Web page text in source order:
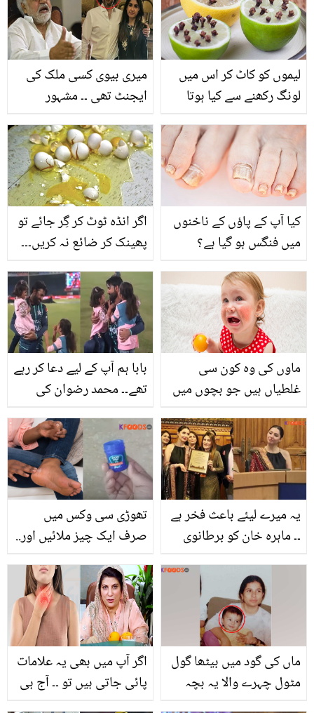
میری بیوی کسی ملک کی
ایجنٹ تھی ۔۔ مشہور
نے اہلیہ کو قتل کس وجہ
سے کیا؟ پولیس کے سامنے
سچ بول دیا
لیموں کو کاٹ کر اس میں
لونگ رکھنے سے کیا ہوتا
استعمال کرنا شروع کر دیں
گے
اگر انڈہ ٹوٹ کر گِر جائے تو
پھینک کر ضائع نہ کریں۔۔۔
کرنے کی 4 آسان ٹپس
کیا آپ کے پاؤں کے ناخنوں
میں فنگس ہو گیا ہے؟
فنگس ختم کرنے کے آسان
طریقے
بابا ہم آپ کے لیے دعا کر رہے
تھے۔۔ محمد رضوان کی
گھل مل جانے کی
خوبصورت ویڈیو آپ کو
گرما دے گی
ماوں کی وہ کون سی
غلطیاں ہیں جو بچوں میں
سکتی ہیں
تھوڑی سی وکس میں
صرف ایک چیز ملائیں اور..
پیروں کو نرم و ملائم بنانے
کا سستا ٹوٹکہ
یہ میرے لیئے باعث فخر ہے
۔۔ ماہرہ خان کو برطانوی
نواز دیا؟
اگر آپ میں بھی یہ علامات
پائی جاتی ہیں تو ۔۔ آج ہی
ماں کی گود میں بیٹھا گول
مٹول چہرے والا یہ بچہ